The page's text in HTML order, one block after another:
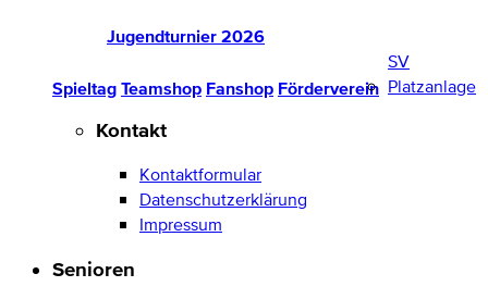
Jugendturnier 2026
Spieltag Teamshop Fanshop Förderverein
SV
Platzanlage
Kontakt
Kontaktformular
Datenschutzerklärung
Impressum
Senioren